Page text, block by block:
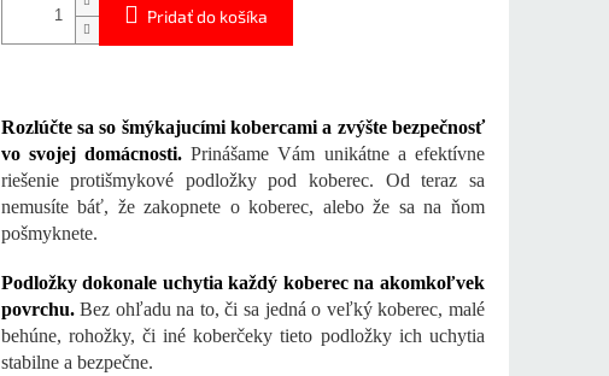
Pridať do košíka
Rozlúčte sa so šmýkajucími kobercami a zvýšte bezpečnosť
vo svojej domácnosti.Prinášame Vám unikátne a efektívne
riešenie protišmykové podložky pod koberec. Od teraz sa
nemusíte báť, že zakopnete o koberec, alebo že sa na ňom
pošmyknete.
Podložky dokonale uchytia každý koberec na akomkoľvek
povrchu.Bez ohľadu na to, či sa jedná o veľký koberec, malé
behúne, rohožky, či iné koberčeky tieto podložky ich uchytia
stabilne a bezpečne.